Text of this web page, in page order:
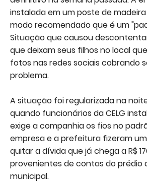
instalada em um poste de
modo recomendado que é um
Situação que causou
que deixam seus filhos no local
fotos nas redes sociais cobrando
problema.
A situação foi regularizada na
quando funcionários da CELG
exige a companhia os fios no
empresa e a prefeitura fizeram
quitar a dívida que já chega a R$
provenientes de contas do prédio
municipal.